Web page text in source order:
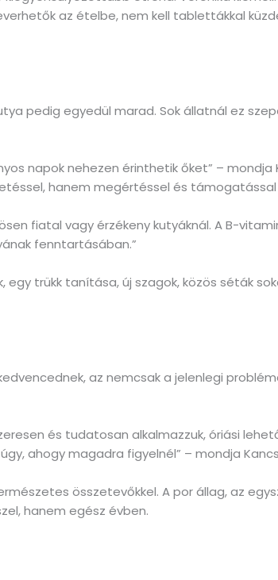
az ételbe, nem kell tablettákkal
pedig egyedül marad. Sok állatnál ez
napok nehezen érinthetik őket” – mondja
hanem megértéssel és támogatással
fiatal vagy érzékeny kutyáknál. A B-
fenntartásában.”
egy trükk tanítása, új szagok, közös séták
az nemcsak a jelenlegi
és tudatosan alkalmazzuk, óriási
ahogy magadra figyelnél” – mondja
összetevőkkel. A por állag, az
hanem egész évben.